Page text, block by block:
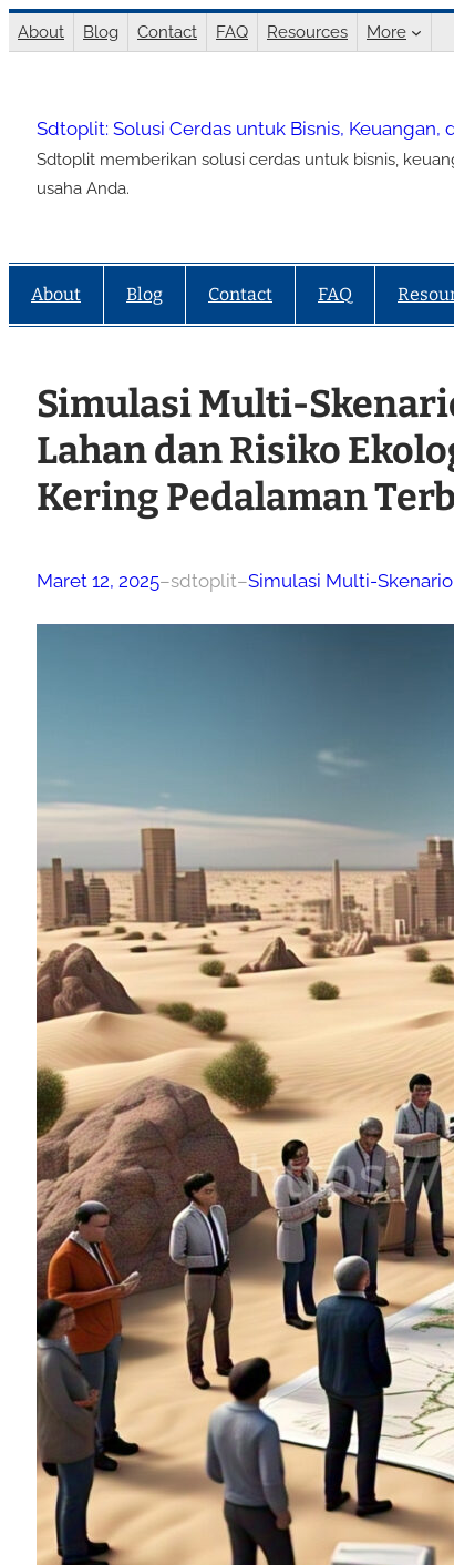
Lewati
ke
About Blog Contact FAQ Resources More
Sdtoplit: Solusi Cerdas untuk Bisnis, Keuangan,
Sdtoplit memberikan solusi cerdas untuk bisnis,
usaha Anda.
About Blog Contact FAQ
Simulasi Multi-
Lahan dan Risiko
Kering Pedalaman
Maret 12, 2025–sdtoplit–Simulasi Multi-